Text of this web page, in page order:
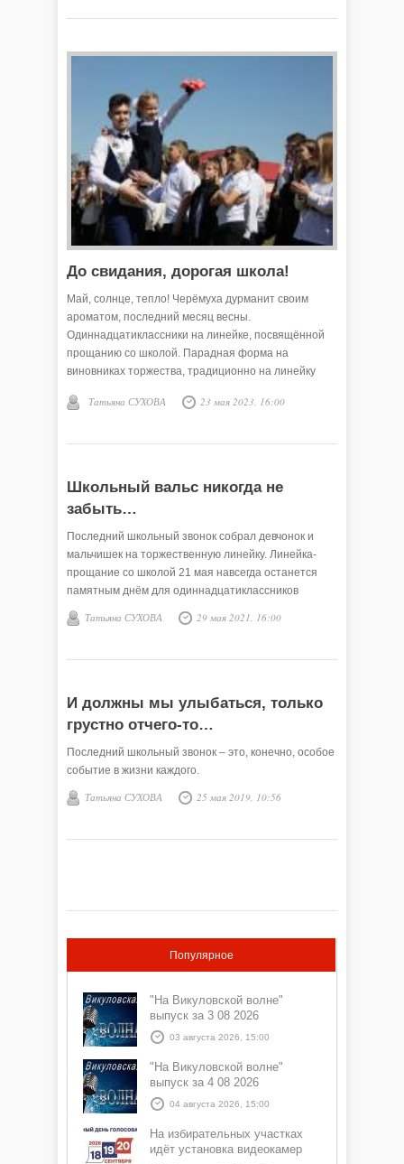
До свидания, дорогая школа!
Май, солнце, тепло! Черёмуха дурманит своим
ароматом, последний месяц весны.
Одиннадцатиклассники на линейке, посвящённой
прощанию со школой. Парадная форма на
виновниках торжества, традиционно на линейку
назад. Последняя школьная ступенька пройдена!
Татьяна СУХОВА 23 мая 2023, 16:00
Школьный вальс никогда не
забыть…
Последний школьный звонок собрал девчонок и
мальчишек на торжественную линейку. Линейка-
прощание со школой 21 мая навсегда останется
памятным днём для одиннадцатиклассников
Викуловской школы №1.
Татьяна СУХОВА 29 мая 2021, 16:00
И должны мы улыбаться, только
грустно отчего-то…
Последний школьный звонок – это, конечно, особое
событие в жизни каждого.
Татьяна СУХОВА 25 мая 2019, 10:56
Популярное
"На Викуловской волне"
выпуск за 3 08 2026
03 августа 2026, 15:00
"На Викуловской волне"
выпуск за 4 08 2026
04 августа 2026, 15:00
На избирательных участках
идёт установка видеокамер